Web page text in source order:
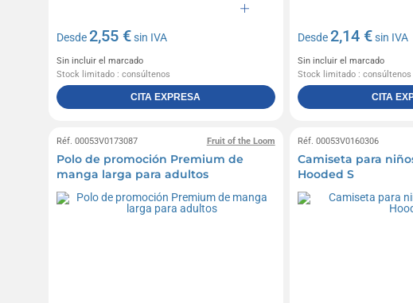
Desde2,55 €sin IVA
Sin incluir el marcado
Stock limitado : consúltenos
CITA EXPRESA
Desde2,14 €sin IVA
Sin incluir el marcado
Stock limitado : consúltenos
CITA
Fruit of the Loom
Réf. 00053V0173087
Polo de promoción Premium de
manga larga para adultos
Réf. 00053V0160306
Camiseta para
Hooded S